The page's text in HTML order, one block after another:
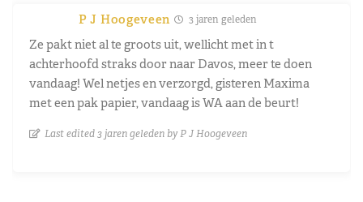
P J Hoogeveen 3 jaren geleden
Ze pakt niet al te groots uit, wellicht met in t
achterhoofd straks door naar Davos, meer te doen
vandaag! Wel netjes en verzorgd, gisteren Maxima
met een pak papier, vandaag is WA aan de beurt!
Last edited 3 jaren geleden by P J Hoogeveen